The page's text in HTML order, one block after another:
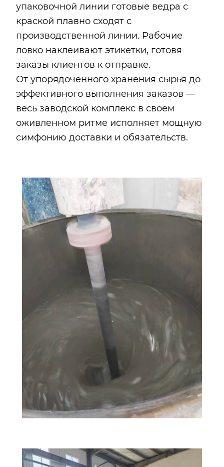
упаковочной линии готовые ведра с
краской плавно сходят с
производственной линии. Рабочие
ловко наклеивают этикетки, готовя
заказы клиентов к отправке.
От упорядоченного хранения сырья до
эффективного выполнения заказов —
весь заводской комплекс в своем
оживленном ритме исполняет мощную
симфонию доставки и обязательств.